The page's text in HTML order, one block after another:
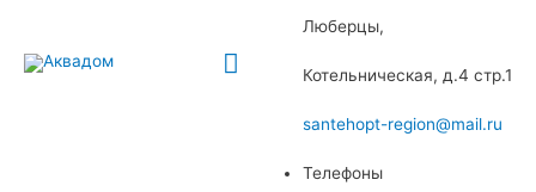
Главное
Люберцы,
Котельническая, д.4 стр.1
santehopt-region@mail.ru
Телефоны